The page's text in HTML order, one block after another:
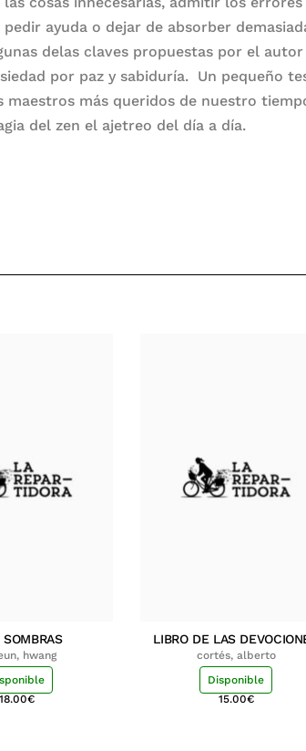
pedir ayuda o dejar de absorber
delas claves propuestas por el
por paz y sabiduría. Un pequeño
maestros más queridos de nuestro
del zen el ajetreo del día a día.
hwang
18.00€
LIBRO DE LAS
cortés, alberto
Disponible
15.00€